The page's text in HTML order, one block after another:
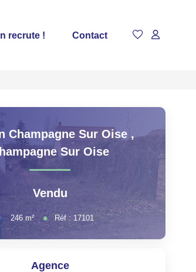
recrute ! Contact
Champagne Sur Oise ,
Sur Oise
Vendu
246m² Réf : 17101
Agence